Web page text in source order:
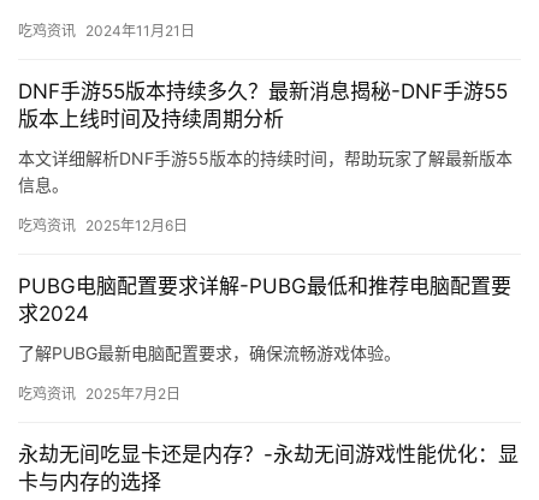
吃鸡资讯 2024年11月21日
DNF手游55版本持续多久？最新消息揭秘-DNF手游55
版本上线时间及持续周期分析
本文详细解析DNF手游55版本的持续时间，帮助玩家了解最新版本
信息。
吃鸡资讯 2025年12月6日
PUBG电脑配置要求详解-PUBG最低和推荐电脑配置要
求2024
了解PUBG最新电脑配置要求，确保流畅游戏体验。
吃鸡资讯 2025年7月2日
永劫无间吃显卡还是内存？-永劫无间游戏性能优化：显
卡与内存的选择